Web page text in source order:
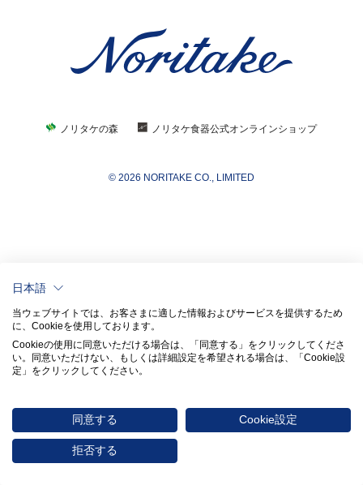
ノリタケの森 ノリタケ食器公式オンラインショップ
© 2026 NORITAKE CO., LIMITED
日本語
当ウェブサイトでは、お客さまに適した情報およびサービスを提供するため
に、Cookieを使用しております。
Cookieの使用に同意いただける場合は、「同意する」をクリックしてくださ
い。​同意いただけない、もしくは詳細設定を希望される場合は、「Cookie設
定」をクリックしてください。​
同意する Cookie設定
拒否する